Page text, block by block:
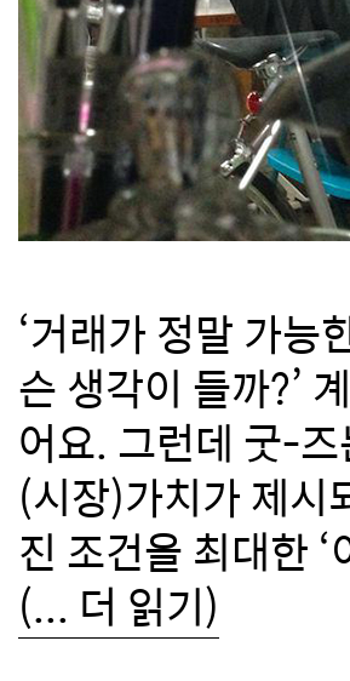
‘거래가 정말 가능
슨 생각이 들까?’
어요. 그런데 굿-
(시장)가치가 제시
진 조건을 최대한
(... 더 읽기)